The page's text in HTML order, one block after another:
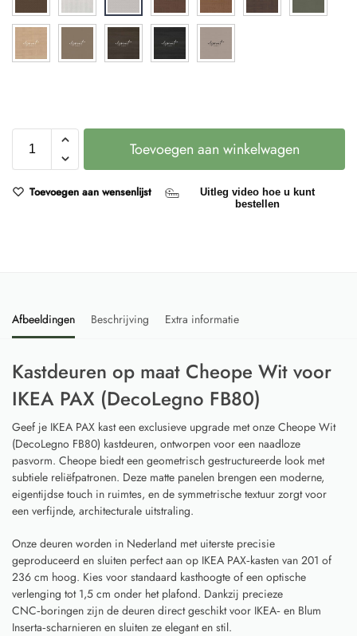
Toevoegen aan winkelwagen
Toevoegen aan wensenlijst
Uitleg video hoe u kunt
bestellen
Afbeeldingen Beschrijving Extra informatie
Kastdeuren op maat Cheope Wit voor
IKEA PAX (DecoLegno FB80)
Geef je IKEA PAX kast een exclusieve upgrade met onze Cheope Wit
(DecoLegno FB80) kastdeuren, ontworpen voor een naadloze
pasvorm. Cheope biedt een geometrisch gestructureerde look met
subtiele reliëfpatronen. Deze matte panelen brengen een moderne,
eigentijdse touch in ruimtes, en de symmetrische textuur zorgt voor
een verfijnde, architecturale uitstraling.
Onze deuren worden in Nederland met uiterste precisie
geproduceerd en sluiten perfect aan op IKEA PAX‑kasten van 201 of
236 cm hoog. Kies voor standaard kasthoogte of een optische
verlenging tot 1,5 cm onder het plafond. Dankzij precieze
CNC‑boringen zijn de deuren direct geschikt voor IKEA‑ en Blum
Inserta‑scharnieren en sluiten ze elegant en stil.